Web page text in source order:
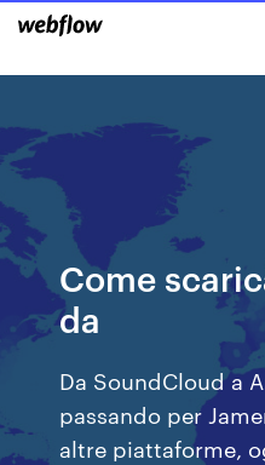
Come
da
Da SoundCloud a
passando per
altre piattaforme,